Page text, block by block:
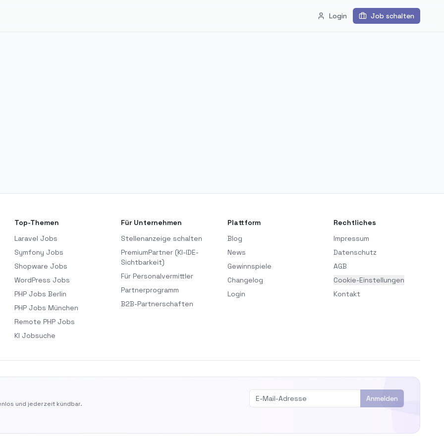
Login Job schalten
Top-Themen
Laravel Jobs
Symfony Jobs
Shopware Jobs
WordPress Jobs
PHP Jobs Berlin
PHP Jobs München
Remote PHP Jobs
KI Jobsuche
Für Unternehmen
Stellenanzeige schalten
PremiumPartner (KI-IDE-
Sichtbarkeit)
Für Personalvermittler
Partnerprogramm
B2B-Partnerschaften
Plattform
Blog
News
Gewinnspiele
Changelog
Login
Rechtliches
Impressum
Datenschutz
AGB
Cookie-Einstellungen
Kontakt
und jederzeit kündbar.
Anmelden